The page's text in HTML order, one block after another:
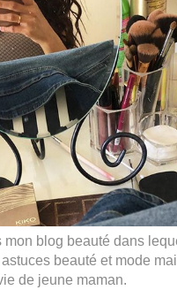
mon blog beauté dans
beauté et mode
de jeune maman.